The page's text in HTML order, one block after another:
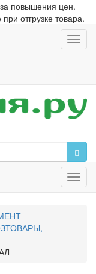
повышения цен.
отгрузке товара.